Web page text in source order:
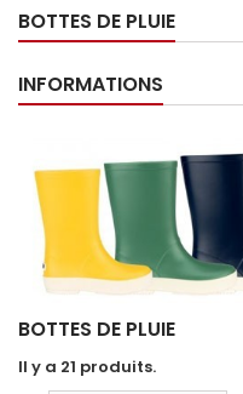
BOTTES DE PLUIE
INFORMATIONS
BOTTES DE PLUIE
Il y a 21 produits.